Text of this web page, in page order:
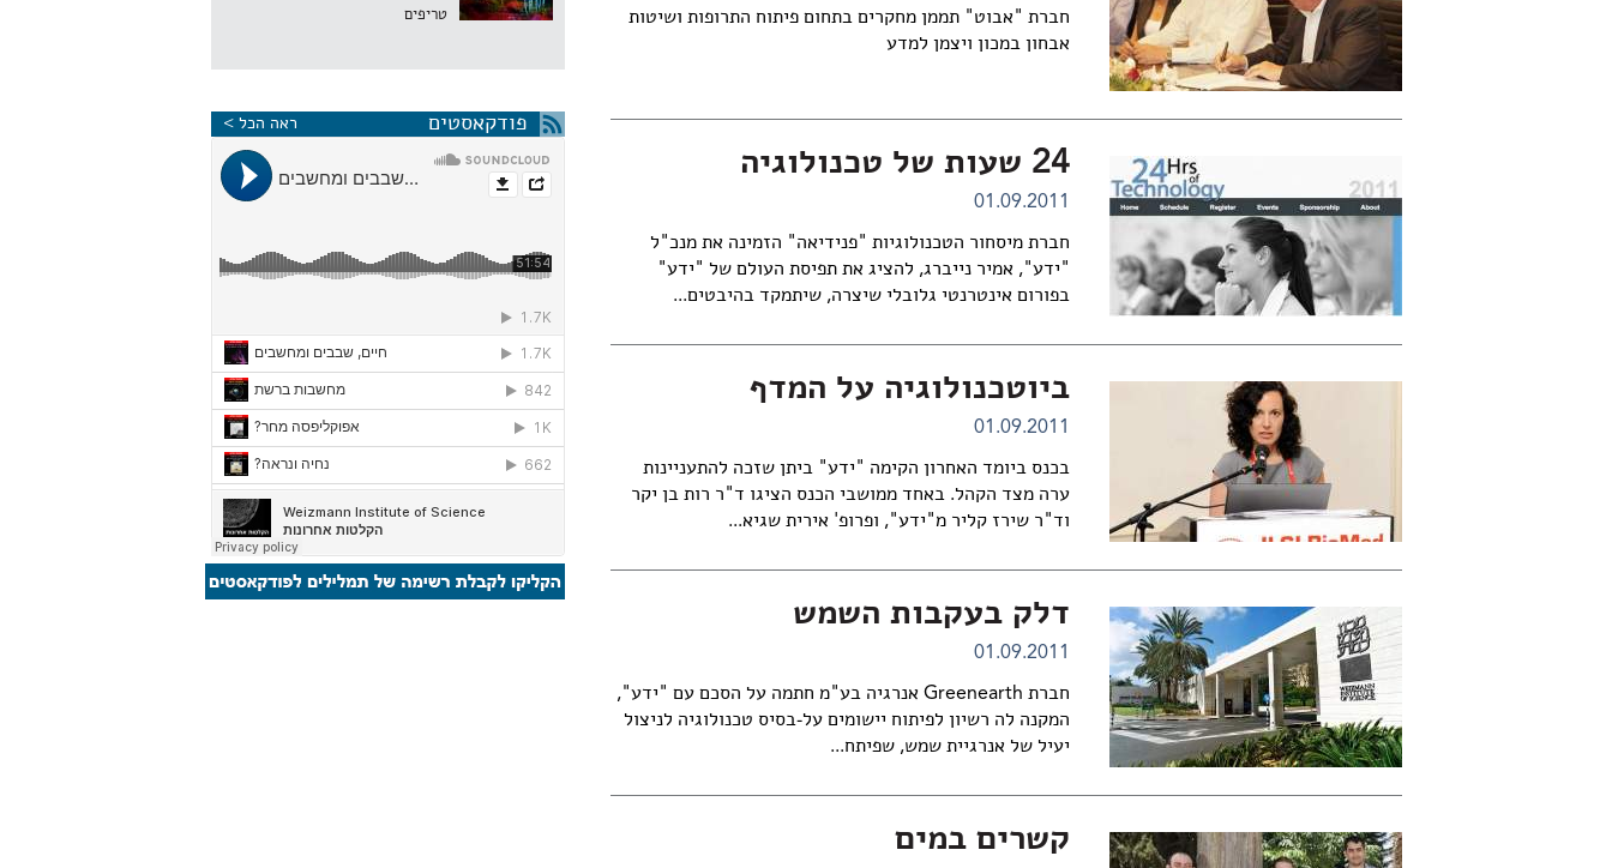
חברת "אבוט" תממן מחקרים בתחום פיתוח התרופות ושיטות
אבחון במכון ויצמן למדע
24 שעות של טכנולוגיה
01.09.2011
חברת מיסחור הטכנולוגיות "פנידיאה" הזמינה את מנכ"ל
"ידע", אמיר נייברג, להציג את תפיסת העולם של "ידע"
בפורום אינטרנטי גלובלי שיצרה, שיתמקד בהיבטים...
ביוטכנולוגיה על המדף
01.09.2011
בכנס ביומד האחרון הקימה "ידע" ביתן שזכה להתעניינות
ערה מצד הקהל. באחד ממושבי הכנס הציגו ד"ר רות בן יקר
וד"ר שירז קליר מ"ידע", ופרופ' אירית שגיא...
דלק בעקבות השמש
01.09.2011
חברת Greenearth אנרגיה בע"מ חתמה על הסכם עם "ידע",
המקנה לה רשיון לפיתוח יישומים על-בסיס טכנולוגיה לניצול
יעיל של אנרגיית שמש, שפיתח...
קשרים במים
טריפים
פודקאסטים ראה הכל >